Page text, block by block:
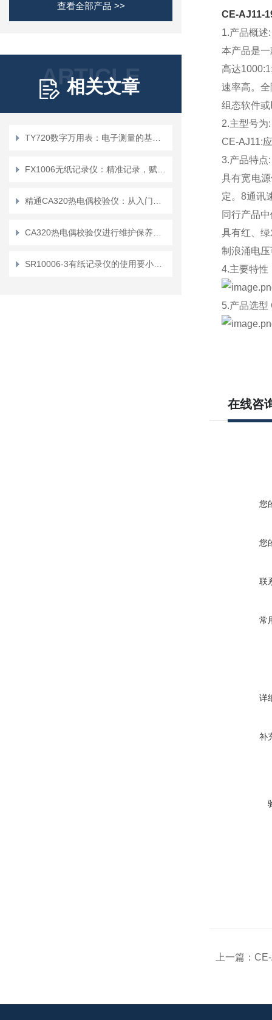
查看全部产品 >>
ARTICLE
相关文章
CE-AJ11-
1.产品概述:
本产品是
高达
速率高。
组态软件
2.主型号为:
CE-AJ11:
3.产品特点:
具有宽电
定。8通讯
同行产品
具有红、
制浪涌电
4.主要特性
5.产品选型
在线咨
您
您
联
常
详
补
上一篇：